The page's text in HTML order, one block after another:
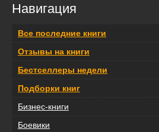
Навигация
Все последние книги
Отзывы на книги
Бестселлеры недели
Подборки книг
Бизнес-книги
Боевики